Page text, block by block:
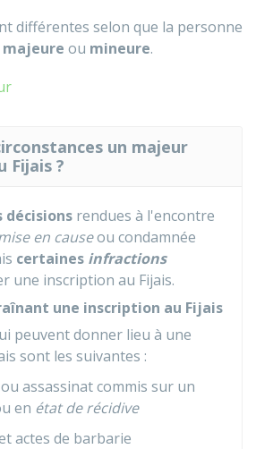
différentes selon que la personne
majeure ou mineure.
un majeur
Fijais ?
décisions rendues à l'encontre
en causeou condamnée
certaines infractions
une inscription au Fijais.
une inscription au Fijais
peuvent donner lieu à une
sont les suivantes :
assassinat commis sur un
en état de récidive
actes de barbarie